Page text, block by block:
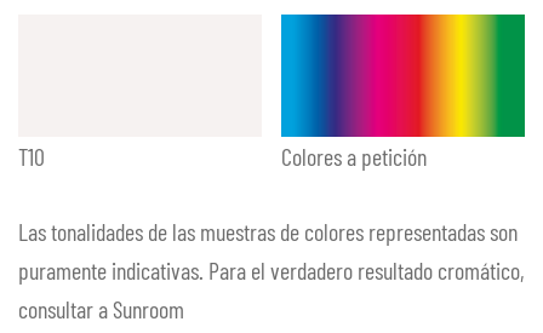
T10 Colores a petición
Las tonalidades de las muestras de colores representadas son
puramente indicativas. Para el verdadero resultado cromático,
consultar a Sunroom